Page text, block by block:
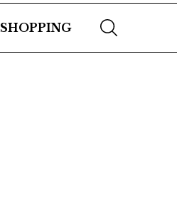
SHOPPING